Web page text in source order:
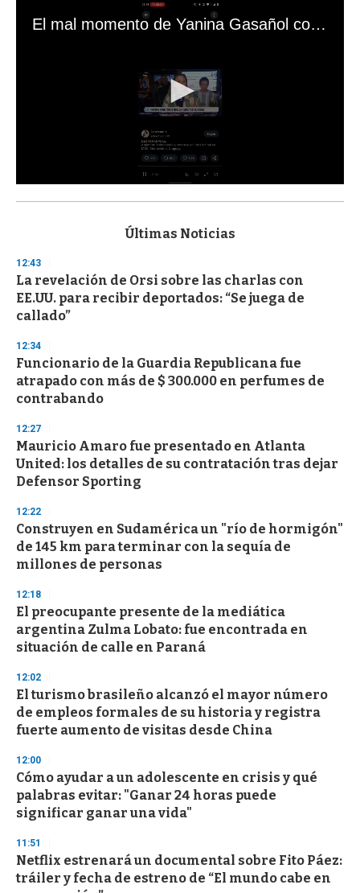
El mal momento de Yanina Gasañol con un hincha argentino en "Subrayado"
s
d
s
o
f
3
s
e
c
o
n
Últimas Noticias
12:43
La revelación de Orsi sobre las charlas con
EE.UU. para recibir deportados: “Se juega de
callado”
12:34
Funcionario de la Guardia Republicana fue
atrapado con más de $ 300.000 en perfumes de
contrabando
12:27
Mauricio Amaro fue presentado en Atlanta
United: los detalles de su contratación tras dejar
Defensor Sporting
12:22
Construyen en Sudamérica un "río de hormigón"
de 145 km para terminar con la sequía de
millones de personas
12:18
El preocupante presente de la mediática
argentina Zulma Lobato: fue encontrada en
situación de calle en Paraná
12:02
El turismo brasileño alcanzó el mayor número
de empleos formales de su historia y registra
fuerte aumento de visitas desde China
12:00
Cómo ayudar a un adolescente en crisis y qué
palabras evitar: "Ganar 24 horas puede
significar ganar una vida"
11:51
Netflix estrenará un documental sobre Fito Páez:
tráiler y fecha de estreno de “El mundo cabe en